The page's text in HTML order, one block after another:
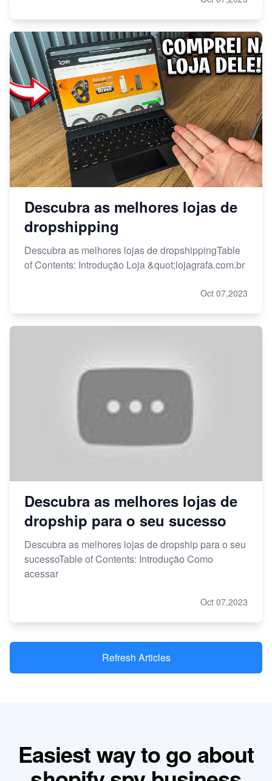
Descubra as melhores lojas de
dropshipping
Descubra as melhores lojas de dropshippingTable
of Contents: Introdução Loja &quot;lojagrafa.com.br
Oct 07,2023
Descubra as melhores lojas de
dropship para o seu sucesso
Descubra as melhores lojas de dropship para o seu
sucessoTable of Contents: Introdução Como
acessar
Oct 07,2023
Refresh Articles
Easiest way to go about